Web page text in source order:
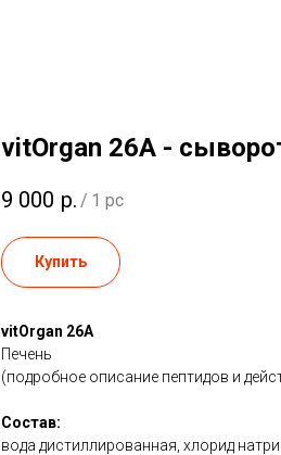
vitOrgan 26A -
9 000 р. / 1 pc
Купить
vitOrgan 26A
Печень
(подробное описание пептидов и
Состав:
вода дистиллированная, хлорид